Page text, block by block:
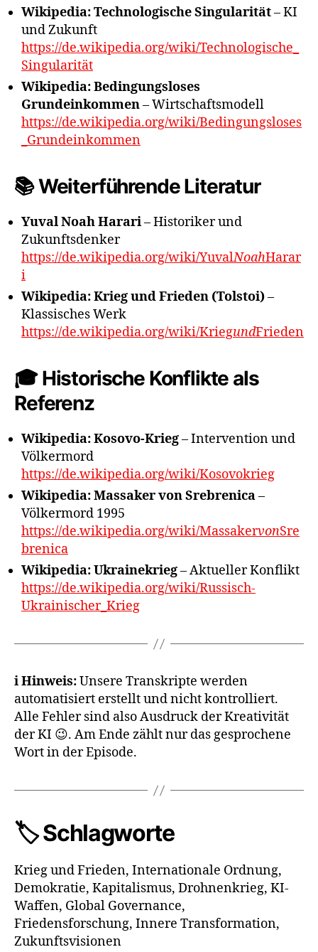
Wikipedia: Technologische Singularität– KI
und Zukunft
https://de.wikipedia.org/wiki/Technologische_
Singularität
Wikipedia: Bedingungsloses
Grundeinkommen– Wirtschaftsmodell
https://de.wikipedia.org/wiki/Bedingungsloses
_Grundeinkommen
📚 Weiterführende Literatur
Yuval Noah Harari– Historiker und
Zukunftsdenker
https://de.wikipedia.org/wiki/YuvalNoahHarar
i
Wikipedia: Krieg und Frieden (Tolstoi)–
Klassisches Werk
https://de.wikipedia.org/wiki/KriegundFrieden
🎓 Historische Konflikte als
Referenz
Wikipedia: Kosovo-Krieg– Intervention und
Völkermord
https://de.wikipedia.org/wiki/Kosovokrieg
Wikipedia: Massaker von Srebrenica–
Völkermord 1995
https://de.wikipedia.org/wiki/MassakervonSre
brenica
Wikipedia: Ukrainekrieg– Aktueller Konflikt
https://de.wikipedia.org/wiki/Russisch-
Ukrainischer_Krieg
ℹ️ Hinweis:Unsere Transkripte werden
automatisiert erstellt und nicht kontrolliert.
Alle Fehler sind also Ausdruck der Kreativität
der KI 😉. Am Ende zählt nur das gesprochene
Wort in der Episode.
🏷️ Schlagworte
Krieg und Frieden, Internationale Ordnung,
Demokratie, Kapitalismus, Drohnenkrieg, KI-
Waffen, Global Governance,
Friedensforschung, Innere Transformation,
Zukunftsvisionen